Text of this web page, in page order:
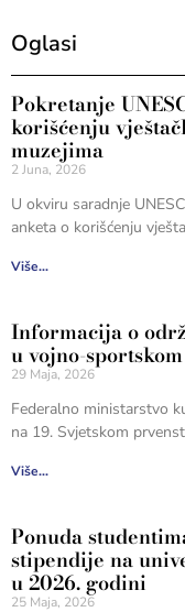
Oglasi
Pokretanje
korišćenju
muzejima
2 Juna, 2026
U okviru saradnje
anketa o korišćenju
Više...
Informacija o
u vojno-
29 Maja, 2026
Federalno ministarstvo
na 19. Svjetskom
Više...
Ponuda
stipendije na
u 2026. godini
25 Maja, 2026